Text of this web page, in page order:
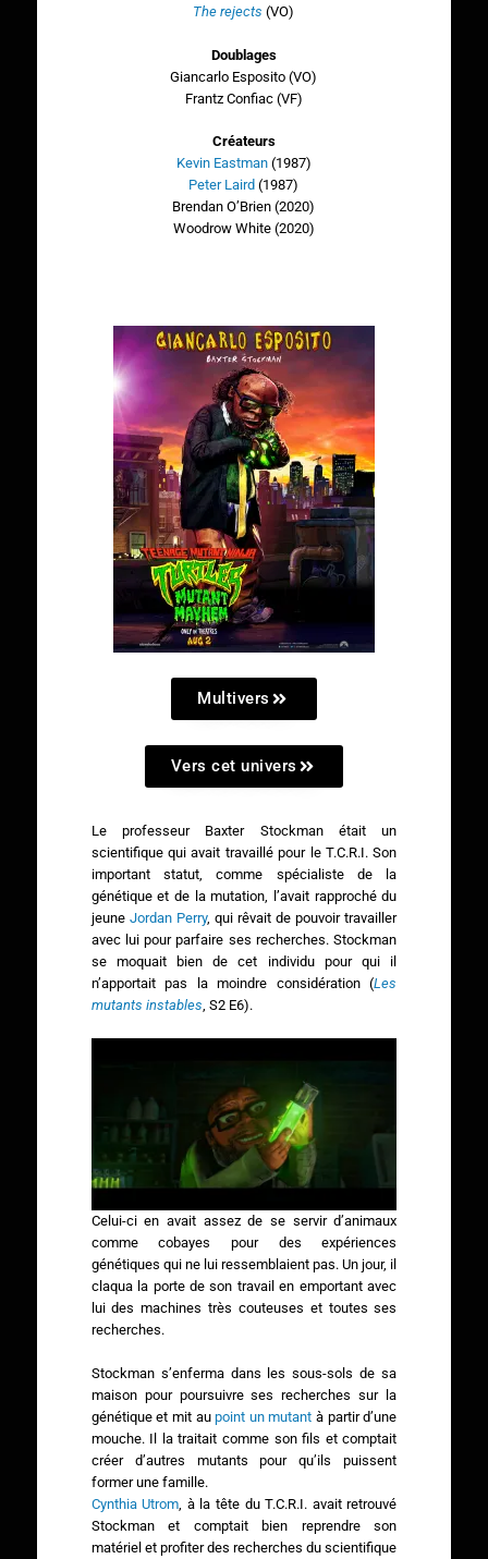
The rejects (VO)
Doublages
Giancarlo Esposito (VO)
Frantz Confiac (VF)
Créateurs
Kevin Eastman(1987)
Peter Laird (1987)
Brendan O’Brien (2020)
Woodrow White (2020)
Multivers
Vers cet univers
Le professeur Baxter Stockman était un
scientifique qui avait travaillé pour le T.C.R.I. Son
important statut, comme spécialiste de la
génétique et de la mutation, l’avait rapproché du
jeune Jordan Perry, qui rêvait de pouvoir travailler
avec lui pour parfaire ses recherches. Stockman
se moquait bien de cet individu pour qui il
n’apportait pas la moindre considération (Les
mutants instables, S2 E6).
Celui-ci en avait assez de se servir d’animaux
comme cobayes pour des expériences
génétiques qui ne lui ressemblaient pas. Un jour, il
claqua la porte de son travail en emportant avec
lui des machines très couteuses et toutes ses
recherches.
Stockman s’enferma dans les sous-sols de sa
maison pour poursuivre ses recherches sur la
génétique et mit aupoint un mutant à partir d’une
mouche. Il la traitait comme son fils et comptait
créer d’autres mutants pour qu’ils puissent
former une famille.
Cynthia Utrom , à la tête du T.C.R.I. avait retrouvé
Stockman et comptait bien reprendre son
matériel et profiter des recherches du scientifique